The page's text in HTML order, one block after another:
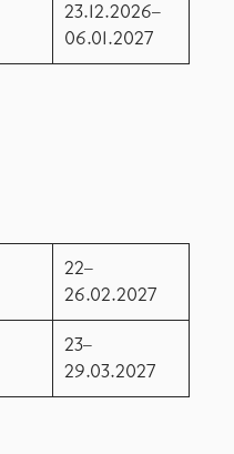
23.12.2026–
06.01.2027
22–
26.02.2027
23–
29.03.2027